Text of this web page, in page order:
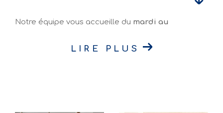
Notre équipe vous accueille du mardi au
18H00, le samedi de 9H00 à 12H00 et de
LIRE PLUS